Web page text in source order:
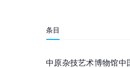
条目
中原杂技艺术博物馆